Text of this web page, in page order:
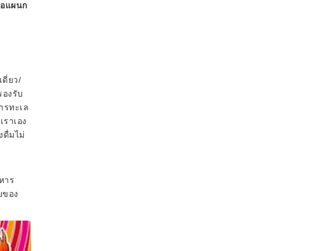
แผนก
ดี่ยว/
งรับ
รทะเล
าเอง
ดื่มไม่
าร
ของ